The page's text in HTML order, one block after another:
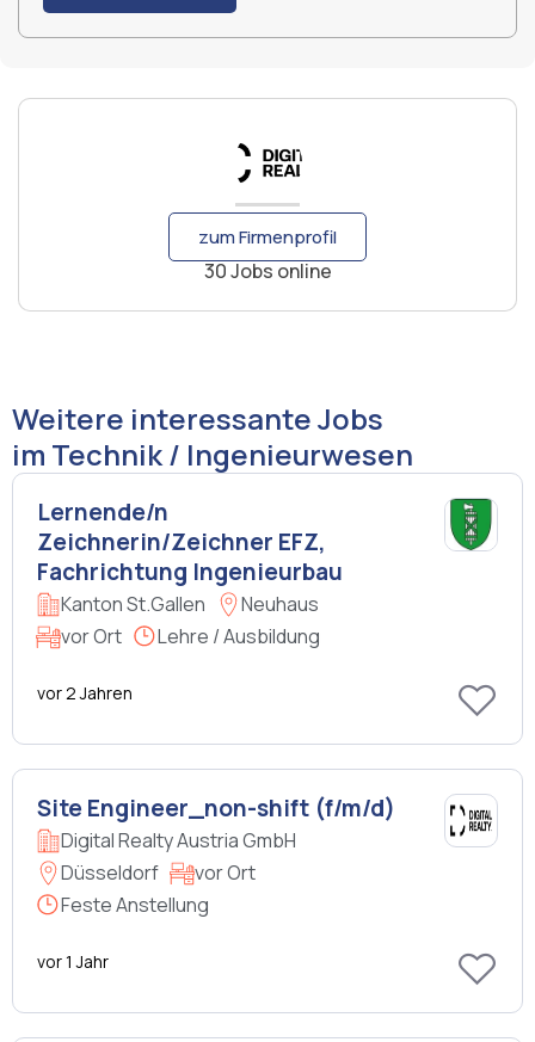
zum Firmenprofil
30 Jobs online
Weitere interessante Jobs
im Technik / Ingenieurwesen
Lernende/n
Zeichnerin/Zeichner EFZ,
Fachrichtung Ingenieurbau
Kanton St.Gallen
Neuhaus
vor Ort
Lehre / Ausbildung
vor 2 Jahren
Site Engineer_non-shift (f/m/d)
Digital Realty Austria GmbH
Düsseldorf
vor Ort
Feste Anstellung
vor 1 Jahr